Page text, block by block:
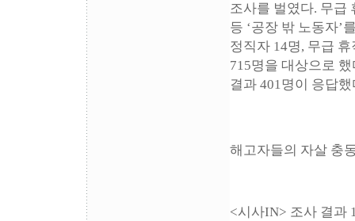
조사를 벌였다. 무급
등 ‘공장 밖 노동자’
정직자 14명, 무급
715명을 대상으로
결과 401명이 응답했
해고자들의 자살 충
<시사IN> 조사 결과